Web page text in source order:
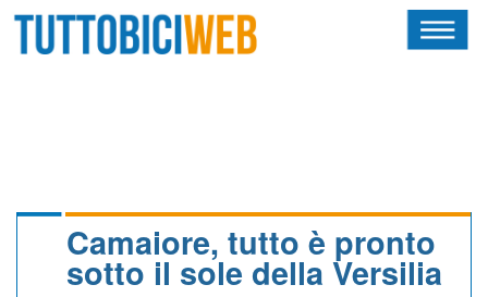
CALENDARIO
Camaiore, tutto è pronto
sotto il sole della Versilia